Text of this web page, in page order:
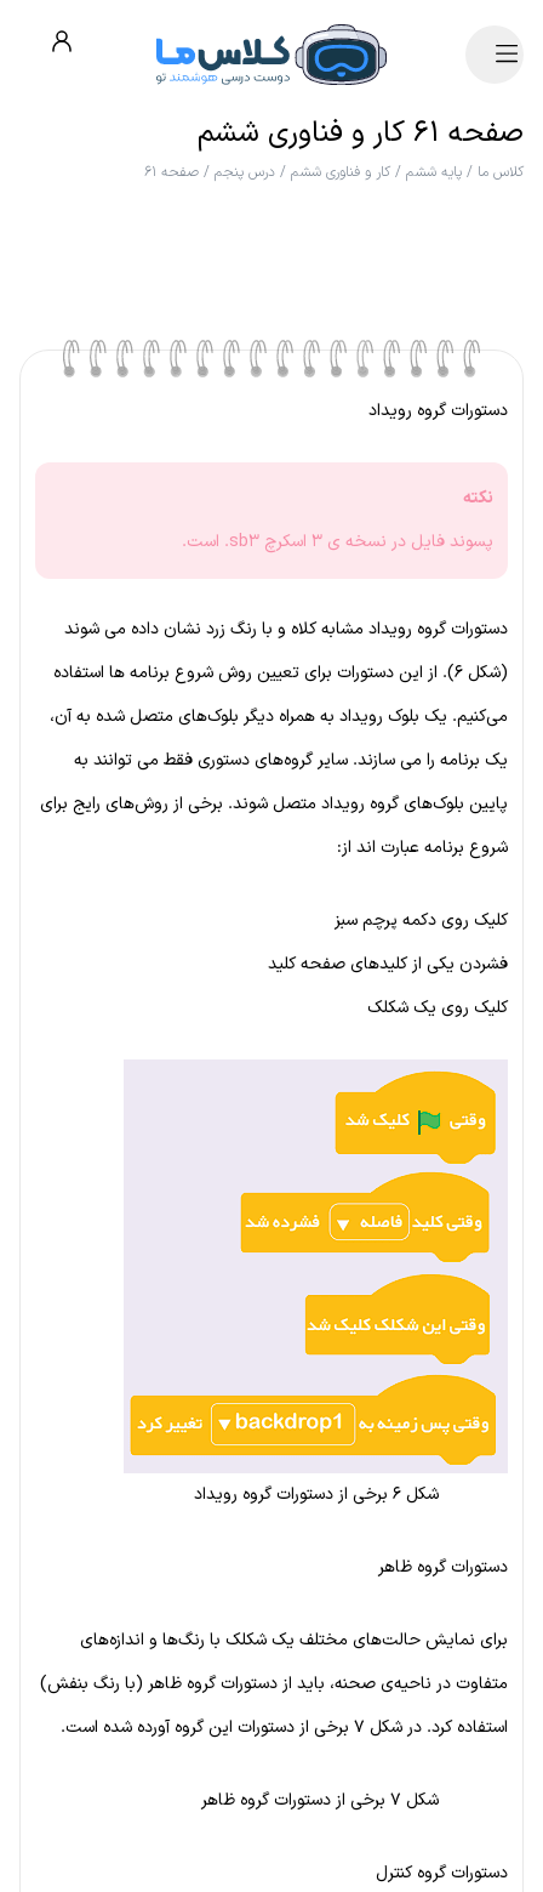
صفحه ۶۱ کار و فناوری ششم
کلاس ما / پایه ششم / کار و فناوری ششم / درس پنجم / صفحه ۶۱
دستورات گروه رویداد
نکته
پسوند فایل در نسخه ی ۳ اسکرچ sb3. است.
دستورات گروه رویداد مشابه کلاه و با رنگ زرد نشان داده می شوند
(شکل ۶). از این دستورات برای تعیین روش شروع برنامه ها استفاده
می‌کنیم. یک بلوک رویداد به همراه دیگر بلوک‌های متصل شده به آن،
یک برنامه را می سازند. سایر گروه‌های دستوری فقط می توانند به
پایین بلوک‌های گروه رویداد متصل شوند. برخی از روش‌های رایج برای
شروع برنامه عبارت اند از:
کلیک روی دکمه پرچم سبز
فشردن یکی از کلیدهای صفحه کلید
کلیک روی یک شکلک
شکل ۶ برخی از دستورات گروه رویداد
دستورات گروه ظاهر
برای نمایش حالت‌های مختلف یک شکلک با رنگ‌ها و اندازه‌های
متفاوت در ناحیه‌ی صحنه، باید از دستورات گروه ظاهر (با رنگ بنفش)
استفاده کرد. در شکل ۷ برخی از دستورات این گروه آورده شده است.
شکل ۷ برخی از دستورات گروه ظاهر
دستورات گروه کنترل